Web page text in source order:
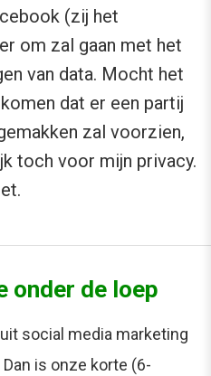
(zij het
om zal gaan met het
van data. Mocht het
dat er een partij
zal voorzien,
toch voor mijn privacy.
onder de loep
social media marketing
is onze korte (6-